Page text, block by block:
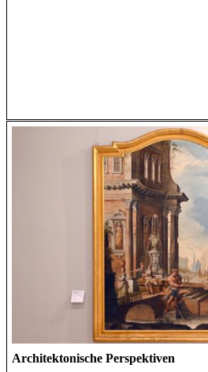
Architektonische Perspektiven